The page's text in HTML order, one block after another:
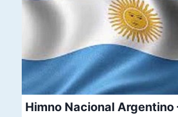
Himno Nacional Argentino